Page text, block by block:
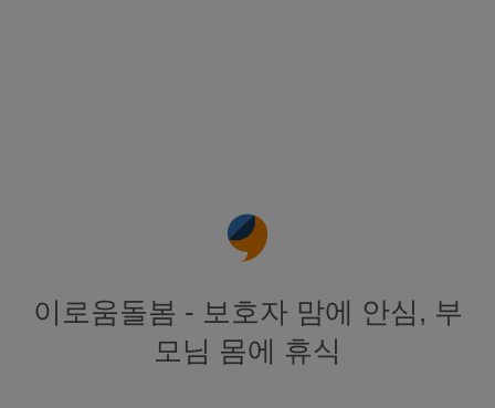
이로움돌봄 - 보호자 맘에 안심, 부
모님 몸에 휴식